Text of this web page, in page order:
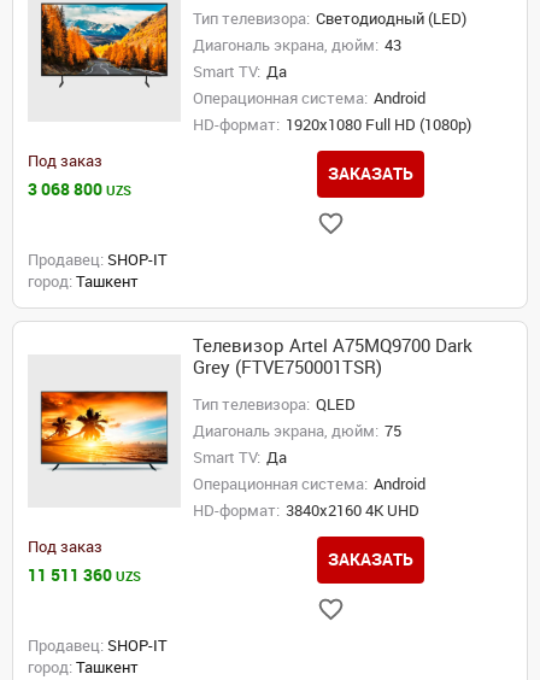
Тип телевизора: Светодиодный (LED)
Диагональ экрана, дюйм: 43
Smart TV: Да
Операционная система: Android
HD-формат: 1920x1080 Full HD (1080p)
Под заказ
3 068 800 UZS
ЗАКАЗАТЬ
Продавец: SHOP-IT
город: Ташкент
Телевизор Artel A75MQ9700 Dark
Grey (FTVE750001TSR)
Тип телевизора: QLED
Диагональ экрана, дюйм: 75
Smart TV: Да
Операционная система: Android
HD-формат: 3840x2160 4K UHD
Под заказ
11 511 360 UZS
ЗАКАЗАТЬ
Продавец: SHOP-IT
город: Ташкент